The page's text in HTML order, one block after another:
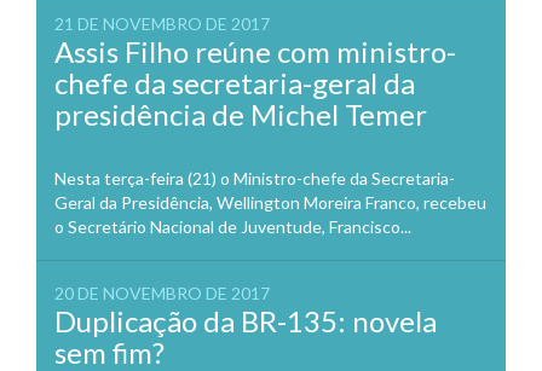
21 DE NOVEMBRO DE 2017
Assis Filho reúne com ministro-
chefe da secretaria-geral da
presidência de Michel Temer
Nesta terça-feira (21) o Ministro-chefe da Secretaria-
Geral da Presidência, Wellington Moreira Franco, recebeu
o Secretário Nacional de Juventude, Francisco...
20 DE NOVEMBRO DE 2017
Duplicação da BR-135: novela
sem fim?